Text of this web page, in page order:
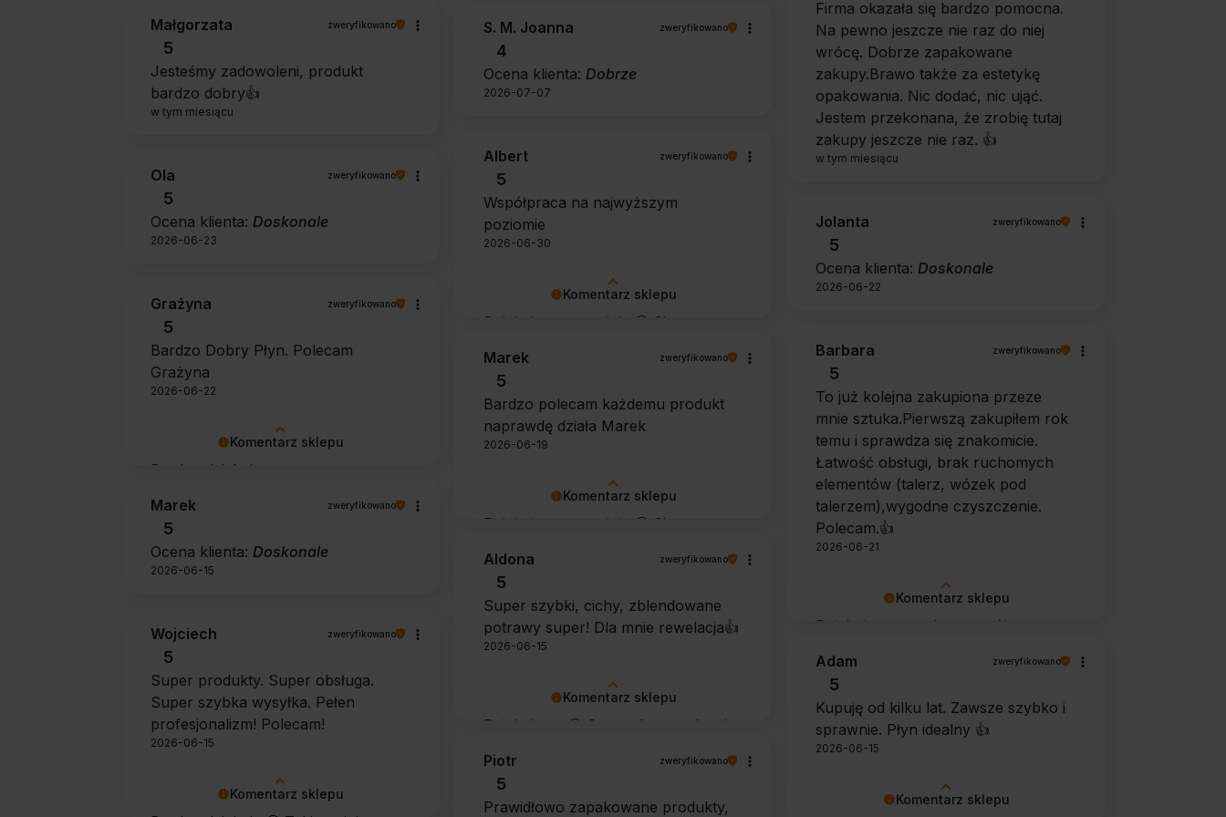
Firma okazała się bardzo pomocna.
Na pewno jeszcze nie raz do niej
wrócę. Dobrze zapakowane
zakupy.Brawo także za estetykę
opakowania. Nic dodać, nic ująć.
Jestem przekonana, że zrobię tutaj
zakupy jeszcze nie raz. 👍️
w tym miesiącu
Małgorzata zweryfikowano
5
Jesteśmy zadowoleni, produkt
bardzo dobry👍️
w tym miesiącu
S. M. Joanna zweryfikowano
4
Ocena klienta: Dobrze
2026-07-07
Komentarz sklepu
Dziękujemy za opinię 🙂 Cieszymy
zakup spełniły Pana oczekiwania.
Dziękujemy za zaufanie.
Albert zweryfikowano
5
Współpraca na najwyższym
poziomie
2026-06-30
Ola zweryfikowano
5
Ocena klienta: Doskonale
2026-06-23
Jolanta zweryfikowano
5
Ocena klienta: Doskonale
2026-06-22
Komentarz sklepu
Bardzo dziękujemy za pozytywną
zapewniał doskonałe efekty przy
każdym użyciu.
Grażyna zweryfikowano
5
Bardzo Dobry Płyn. Polecam
Grażyna
2026-06-22
Komentarz sklepu
Dziękujemy za tak szczegółową
Pani wygodę obsługi i łatwość
utrzymania urządzenia w czystości.
To dla nas bardzo cenna informacja.
Barbara zweryfikowano
5
To już kolejna zakupiona przeze
mnie sztuka.Pierwszą zakupiłem rok
temu i sprawdza się znakomicie.
Łatwość obsługi, brak ruchomych
elementów (talerz, wózek pod
talerzem),wygodne czyszczenie.
Polecam.👍️
2026-06-21
Komentarz sklepu
Dziękujemy za opinię 🙂 Cieszymy
potwierdził swoją skuteczność.
Marek zweryfikowano
5
Bardzo polecam każdemu produkt
naprawdę działa Marek
2026-06-19
Marek zweryfikowano
5
Ocena klienta: Doskonale
2026-06-15
Komentarz sklepu
Dziękujemy 🙂 Super, że urządzenie
użytkowaniu. Życzymy wielu
udanych kulinarnych inspiracji!
Aldona zweryfikowano
5
Super szybki, cichy, zblendowane
potrawy super! Dla mnie rewelacja👍️
2026-06-15
Komentarz sklepu
Wojciech zweryfikowano
5
Super produkty. Super obsługa.
Super szybka wysyłka. Pełen
profesjonalizm! Polecam!
2026-06-15
Komentarz sklepu
Adam zweryfikowano
5
Kupuję od kilku lat. Zawsze szybko i
sprawnie. Płyn idealny 👍️
2026-06-15
Piotr zweryfikowano
5
Prawidłowo zapakowane produkty,